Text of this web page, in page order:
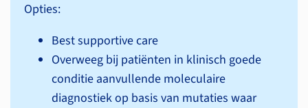
Opties:
Best supportive care
Overweeg bij patiënten in klinisch goede
conditie aanvullende moleculaire
diagnostiek op basis van mutaties waar